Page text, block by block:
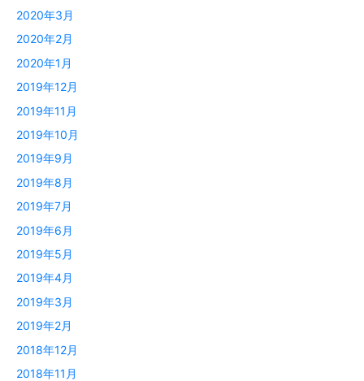
2020年3月
2020年2月
2020年1月
2019年12月
2019年11月
2019年10月
2019年9月
2019年8月
2019年7月
2019年6月
2019年5月
2019年4月
2019年3月
2019年2月
2018年12月
2018年11月